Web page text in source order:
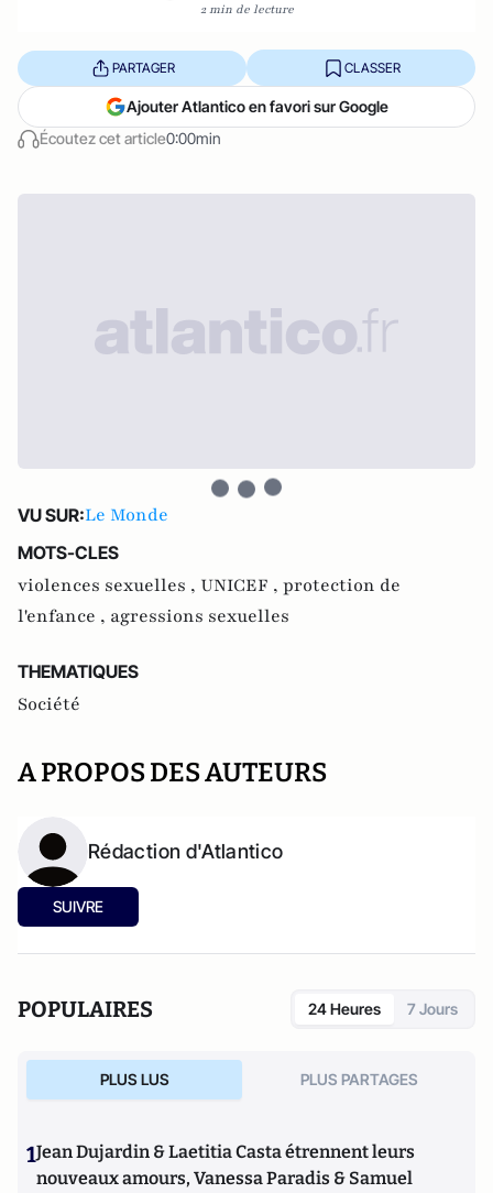
2 min de lecture
Écoutez cet article0:00min
PARTAGER CLASSER
Ajouter Atlantico en favori sur Google
VU SUR:Le Monde
MOTS-CLES
violences sexuelles , UNICEF , protection de
l'enfance , agressions sexuelles
THEMATIQUES
Société
A PROPOS DES AUTEURS
Rédaction d'Atlantico
SUIVRE
POPULAIRES 24 Heures 7 Jours
PLUS LUS PLUS PARTAGES
1Jean Dujardin & Laetitia Casta étrennent leurs
nouveaux amours, Vanessa Paradis & Samuel